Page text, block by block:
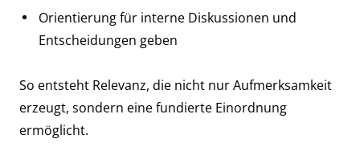
Orientierung für interne Diskussionen und
Entscheidungen geben
So entsteht Relevanz, die nicht nur Aufmerksamkeit
erzeugt, sondern eine fundierte Einordnung
ermöglicht.